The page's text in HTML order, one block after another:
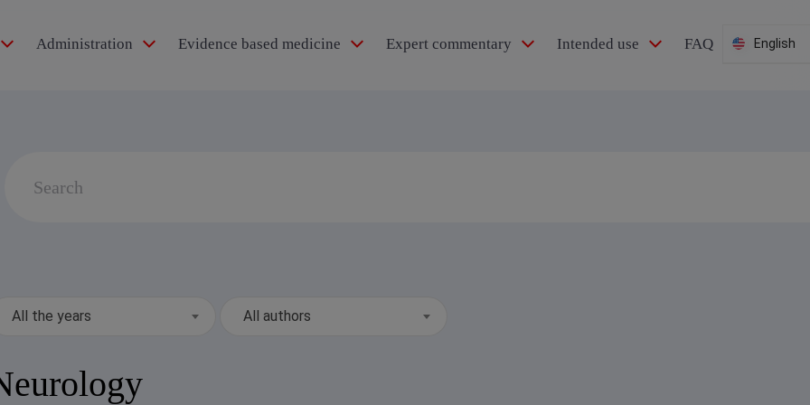
Administration Evidence based medicine Expert commentary Intended use FAQ English
All the years All authors